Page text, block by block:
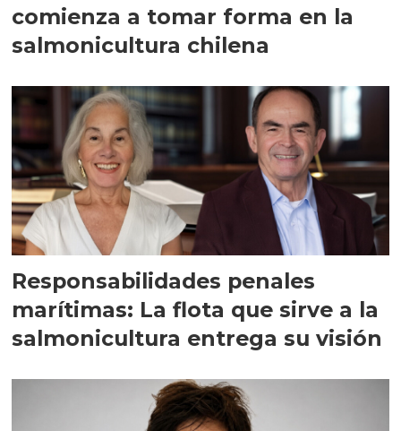
comienza a tomar forma en la
salmonicultura chilena
Responsabilidades penales
marítimas: La flota que sirve a la
salmonicultura entrega su visión